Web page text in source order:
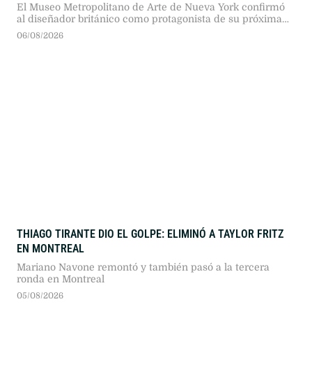
El Museo Metropolitano de Arte de Nueva York confirmó
al diseñador británico como protagonista de su próxima
gran exposición. La decisión reabrió el debate por sus
06/08/2026
THIAGO TIRANTE DIO EL GOLPE: ELIMINÓ A TAYLOR FRITZ
EN MONTREAL
Mariano Navone remontó y también pasó a la tercera
ronda en Montreal
05/08/2026